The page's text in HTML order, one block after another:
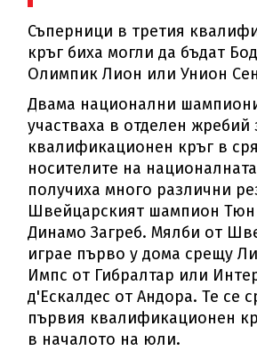
Съперници в третия
кръг биха могли да бъдат
Олимпик Лион или Унион
Двама национални
участваха в отделен жребий
квалификационен кръг в
носителите на
получиха много различни
Швейцарският шампион Тюн
Динамо Загреб. Мялби от
играе първо у дома срещу
Импс от Гибралтар или
д'Ескалдес от Андора. Те се
първия квалификационен
в началото на юли.